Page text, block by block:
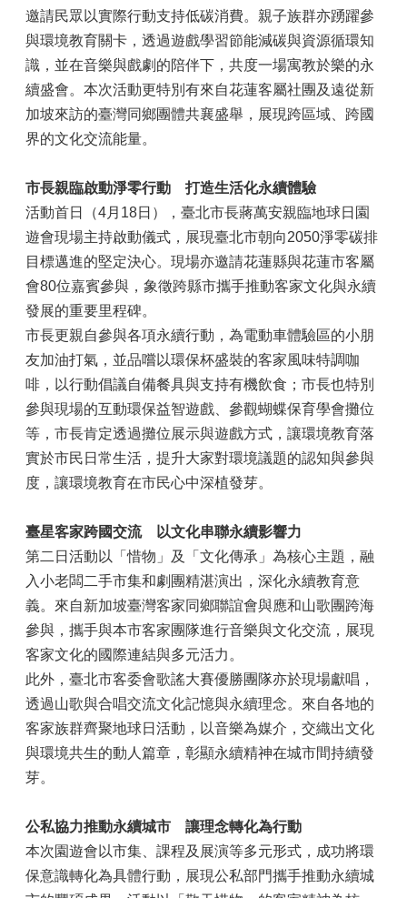
邀請民眾以實際行動支持低碳消費。親子族群亦踴躍參
與環境教育關卡，透過遊戲學習節能減碳與資源循環知
識，並在音樂與戲劇的陪伴下，共度一場寓教於樂的永
續盛會。本次活動更特別有來自花蓮客屬社團及遠從新
加坡來訪的臺灣同鄉團體共襄盛舉，展現跨區域、跨國
界的文化交流能量。
市長親臨啟動淨零行動 打造生活化永續體驗
活動首日（4月18日），臺北市長蔣萬安親臨地球日園
遊會現場主持啟動儀式，展現臺北市朝向2050淨零碳排
目標邁進的堅定決心。現場亦邀請花蓮縣與花蓮市客屬
會80位嘉賓參與，象徵跨縣市攜手推動客家文化與永續
發展的重要里程碑。
市長更親自參與各項永續行動，為電動車體驗區的小朋
友加油打氣，並品嚐以環保杯盛裝的客家風味特調咖
啡，以行動倡議自備餐具與支持有機飲食；市長也特別
參與現場的互動環保益智遊戲、參觀蝴蝶保育學會攤位
等，市長肯定透過攤位展示與遊戲方式，讓環境教育落
實於市民日常生活，提升大家對環境議題的認知與參與
度，讓環境教育在市民心中深植發芽。
臺星客家跨國交流 以文化串聯永續影響力
第二日活動以「惜物」及「文化傳承」為核心主題，融
入小老闆二手市集和劇團精湛演出，深化永續教育意
義。來自新加坡臺灣客家同鄉聯誼會與應和山歌團跨海
參與，攜手與本市客家團隊進行音樂與文化交流，展現
客家文化的國際連結與多元活力。
此外，臺北市客委會歌謠大賽優勝團隊亦於現場獻唱，
透過山歌與合唱交流文化記憶與永續理念。來自各地的
客家族群齊聚地球日活動，以音樂為媒介，交織出文化
與環境共生的動人篇章，彰顯永續精神在城市間持續發
芽。
公私協力推動永續城市 讓理念轉化為行動
本次園遊會以市集、課程及展演等多元形式，成功將環
保意識轉化為具體行動，展現公私部門攜手推動永續城